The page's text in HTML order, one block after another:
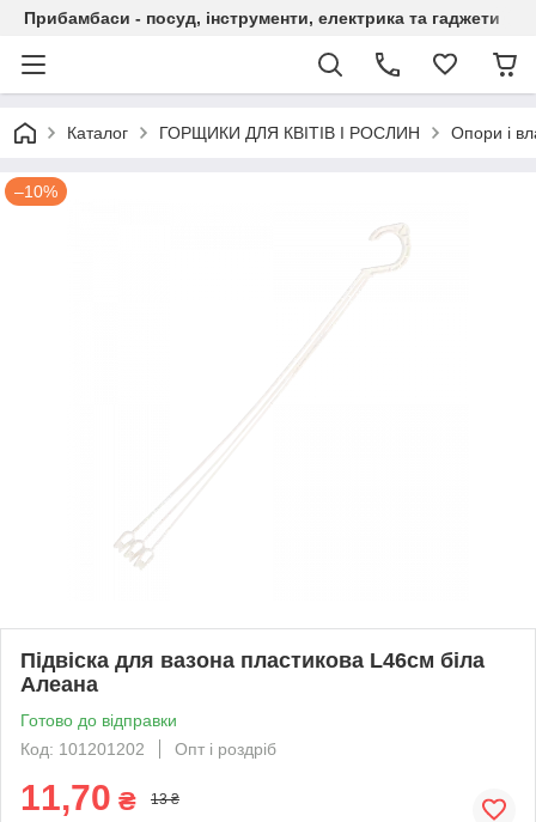
Прибамбаси - посуд, інструменти, електрика та гаджети
Каталог ГОРЩИКИ ДЛЯ КВІТІВ І РОСЛИН Опори і
–10%
Підвіска для вазона пластикова L46см біла
Алеана
Готово до відправки
Код: 101201202
Опт і роздріб
11,70 ₴ 13 ₴